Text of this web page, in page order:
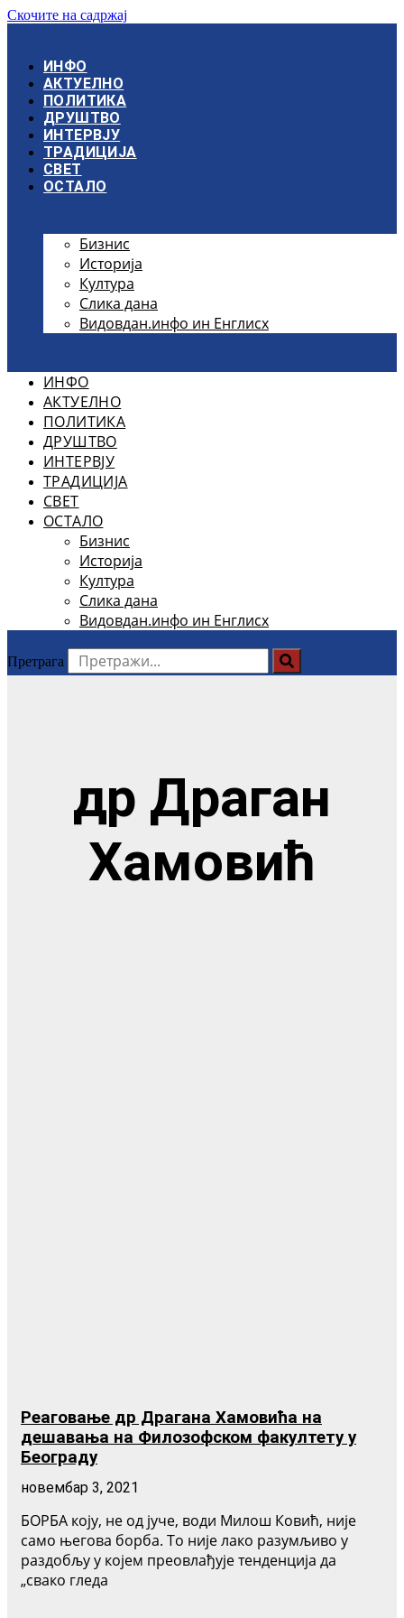
Скочите на садржај
ИНФО
АКТУЕЛНО
ПОЛИТИКА
ДРУШТВО
ИНТЕРВЈУ
ТРАДИЦИЈА
СВЕТ
ОСТАЛО
Бизнис
Историја
Култура
Слика дана
Видовдан.инфо ин Енглисх
ИНФО
АКТУЕЛНО
ПОЛИТИКА
ДРУШТВО
ИНТЕРВЈУ
ТРАДИЦИЈА
СВЕТ
ОСТАЛО
Бизнис
Историја
Култура
Слика дана
Видовдан.инфо ин Енглисх
Претрага
др Драган
Хамовић
Реаговање др Драгана Хамовића на
дешавања на Филозофском факултету у
Београду
новембар 3, 2021
БОРБА коју, не од јуче, води Милош Ковић, није
само његова борба. То није лако разумљиво у
раздобљу у којем преовлађује тенденција да
„свако гледа